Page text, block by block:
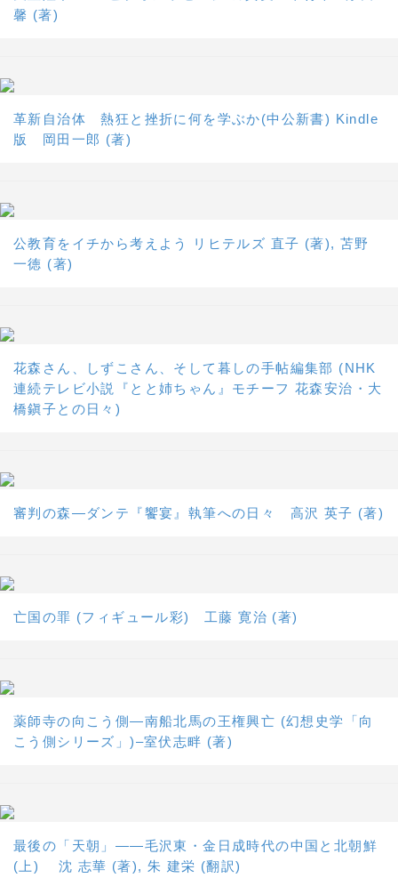
馨 (著)
革新自治体 熱狂と挫折に何を学ぶか(中公新書) Kindle
版 岡田一郎 (著)
公教育をイチから考えよう リヒテルズ 直子 (著), 苫野
一徳 (著)
花森さん、しずこさん、そして暮しの手帖編集部 (NHK
連続テレビ小説『とと姉ちゃん』モチーフ 花森安治・大
橋鎭子との日々)
審判の森―ダンテ『饗宴』執筆への日々 高沢 英子 (著)
亡国の罪 (フィギュール彩) 工藤 寛治 (著)
薬師寺の向こう側―南船北馬の王権興亡 (幻想史学「向
こう側シリーズ」)–室伏志畔 (著)
最後の「天朝」――毛沢東・金日成時代の中国と北朝鮮
(上) 沈 志華 (著), 朱 建栄 (翻訳)